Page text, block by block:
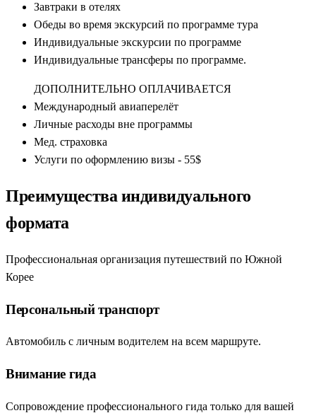
Завтраки в отелях
Обеды во время экскурсий по программе тура
Индивидуальные экскурсии по программе
Индивидуальные трансферы по программе.
ДОПОЛНИТЕЛЬНО ОПЛАЧИВАЕТСЯ
Международный авиаперелёт
Личные расходы вне программы
Мед. страховка
Услуги по оформлению визы - 55$
Преимущества индивидуального
формата
Профессиональная организация путешествий по Южной
Корее
Персональный транспорт
Автомобиль с личным водителем на всем маршруте.
Внимание гида
Сопровождение профессионального гида только для вашей